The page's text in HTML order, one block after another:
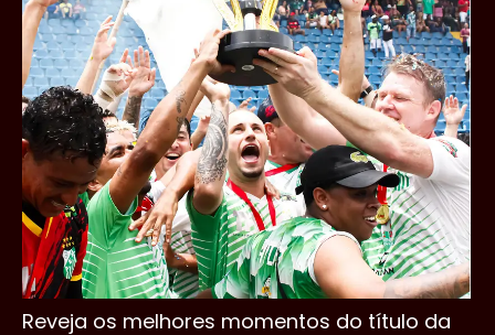
Reveja os melhores momentos do título da